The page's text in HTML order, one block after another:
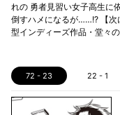
れの 勇者見習い女子高生に
倒すハメになるが……!? 【次
型インディーズ作品・堂々
72 - 23 22 - 1